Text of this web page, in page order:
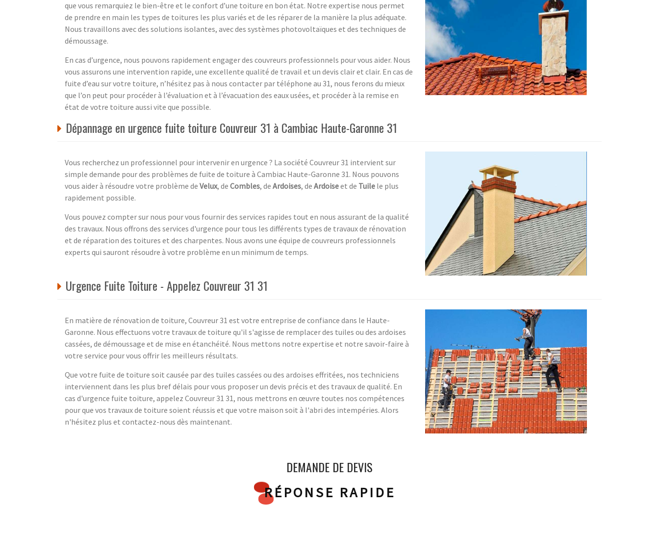
que vous remarquiez le bien-être et le confort d’une toiture en bon état. Notre expertise nous permet
de prendre en main les types de toitures les plus variés et de les réparer de la manière la plus adéquate.
Nous travaillons avec des solutions isolantes, avec des systèmes photovoltaïques et des techniques de
démoussage.
En cas d’urgence, nous pouvons rapidement engager des couvreurs professionnels pour vous aider. Nous
vous assurons une intervention rapide, une excellente qualité de travail et un devis clair et clair. En cas de
fuite d’eau sur votre toiture, n’hésitez pas à nous contacter par téléphone au 31, nous ferons du mieux
que l’on peut pour procéder à l’évaluation et à l’évacuation des eaux usées, et procéder à la remise en
état de votre toiture aussi vite que possible.
Dépannage en urgence fuite toiture Couvreur 31 à Cambiac Haute-Garonne 31
Vous recherchez un professionnel pour intervenir en urgence ? La société Couvreur 31 intervient sur
simple demande pour des problèmes de fuite de toiture à Cambiac Haute-Garonne 31. Nous pouvons
vous aider à résoudre votre problème de Velux, de Combles, de Ardoises, de Ardoiseet de Tuile le plus
rapidement possible.
Vous pouvez compter sur nous pour vous fournir des services rapides tout en nous assurant de la qualité
des travaux. Nous offrons des services d'urgence pour tous les différents types de travaux de rénovation
et de réparation des toitures et des charpentes. Nous avons une équipe de couvreurs professionnels
experts qui sauront résoudre à votre problème en un minimum de temps.
Urgence Fuite Toiture - Appelez Couvreur 31 31
En matière de rénovation de toiture, Couvreur 31 est votre entreprise de confiance dans le Haute-
Garonne. Nous effectuons votre travaux de toiture qu'il s'agisse de remplacer des tuiles ou des ardoises
cassées, de démoussage et de mise en étanchéité. Nous mettons notre expertise et notre savoir-faire à
votre service pour vous offrir les meilleurs résultats.
Que votre fuite de toiture soit causée par des tuiles cassées ou des ardoises effritées, nos techniciens
interviennent dans les plus bref délais pour vous proposer un devis précis et des travaux de qualité. En
cas d'urgence fuite toiture, appelez Couvreur 31 31, nous mettrons en œuvre toutes nos compétences
pour que vos travaux de toiture soient réussis et que votre maison soit à l'abri des intempéries. Alors
n'hésitez plus et contactez-nous dès maintenant.
DEMANDE DE DEVIS
RÉPONSE RAPIDE